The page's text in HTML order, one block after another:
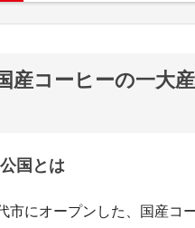
産コーヒーの一大
国とは
市にオープンした、国産コ